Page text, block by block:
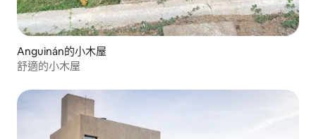
Anguinán的小木屋
舒適的小木屋